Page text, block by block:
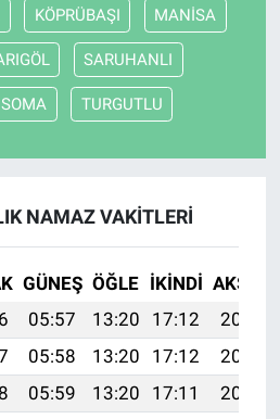
KÖPRÜBAŞI MANİSA
SARUHANLI
SOMA TURGUTLU
NAMAZ VAKITLERI
GÜNEŞ ÖĞLE İKINDI AKŞAM
05:57 13:20 17:12
20:33
05:58 13:20 17:12
20:32
05:59 13:20 17:11
20:31